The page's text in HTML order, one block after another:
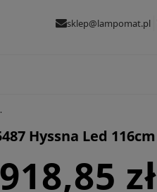
sklep@lampomat.pl
Hyssna Led 116cm
918,85 zł